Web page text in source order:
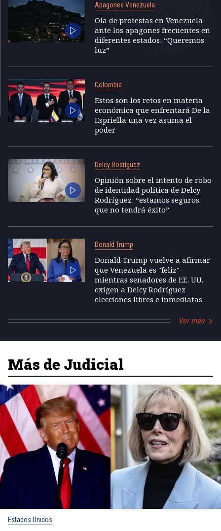
Apagones Venezuela
Ola de protestas en Venezuela
ante los apagones frecuentes en
diferentes estados: “Queremos
luz”
Colombia
Estos son los retos en materia
económica que enfrentará De la
Espriella una vez asuma el
poder
Delcy Rodríguez
Opinión sobre el intento de robo
de identidad política de Delcy
Rodríguez: “estamos seguros
que no tendrá éxito”
Donald Trump
Donald Trump vuelve a afirmar
que Venezuela es "feliz"
mientras senadores de EE. UU.
exigen a Delcy Rodríguez
elecciones libres e inmediatas
Ver más
Más de Judicial
Estados Unidos